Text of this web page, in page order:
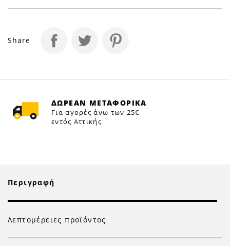
Share
ΔΩΡΕΑΝ ΜΕΤΑΦΟΡΙΚΑ
Για αγορές άνω των 25€
εντός Αττικής
Περιγραφή
Λεπτομέρειες προϊόντος